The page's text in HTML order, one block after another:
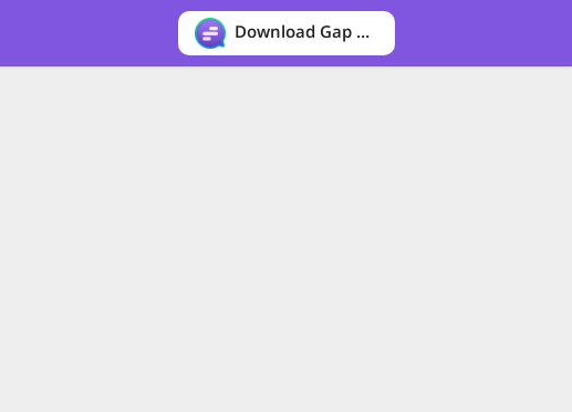
Download Gap messenger